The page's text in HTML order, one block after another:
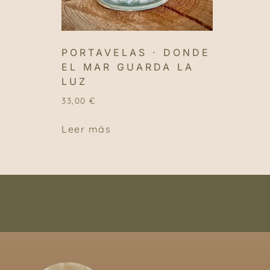
PORTAVELAS · DONDE
EL MAR GUARDA LA
LUZ
33,00 €
Leer más